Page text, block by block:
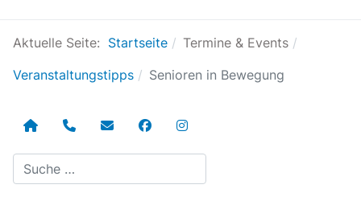
Aktuelle Seite: Startseite
Termine & Events
Veranstaltungstipps
Senioren in Bewegung
Suchen